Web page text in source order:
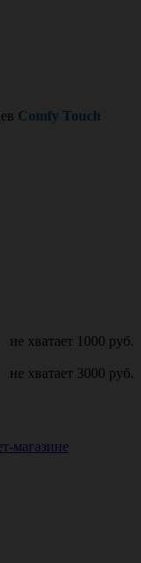
Comfy Touch
не хватает 1000 руб.
не хватает 3000 руб.
магазине